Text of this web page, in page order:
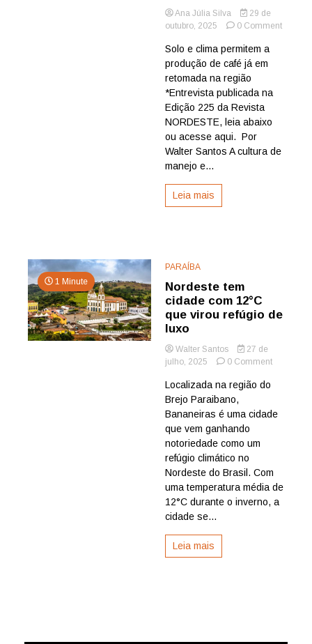
Ana Júlia Silva
29 de
outubro, 2025
0 Commenton
uvas
Solo e clima permitem a
produção de café já em
retomada na região
*Entrevista publicada na
Edição 225 da Revista
NORDESTE, leia abaixo
ou acesse aqui. Por
Walter Santos A cultura de
manejo e...
Leia mais
1 Minute
PARAÍBA
Nordeste tem
cidade com 12°C
que virou refúgio de
luxo
Walter Santos
27 de
julho, 2025
0 Commenton
com
de
luxo
Localizada na região do
Brejo Paraibano,
Bananeiras é uma cidade
que vem ganhando
notoriedade como um
refúgio climático no
Nordeste do Brasil. Com
uma temperatura média de
12°C durante o inverno, a
cidade se...
Leia mais